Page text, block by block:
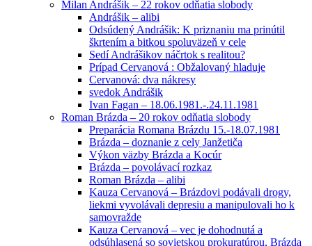
Milan Andrášik – 22 rokov odňatia slobody
Andrášik – alibi
Odsúdený Andrášik: K priznaniu ma prinútil
škrtením a bitkou spoluväzeň v cele
Sedí Andrášikov náčrtok s realitou?
Prípad Cervanová : Obžalovaný hladuje
Cervanová: dva nákresy
svedok Andrášik
Ivan Fagan – 18.06.1981.-.24.11.1981
Roman Brázda – 20 rokov odňatia slobody
Preparácia Romana Brázdu 15.-18.07.1981
Brázda – doznanie z cely Janžetiča
Výkon väzby Brázda a Kocúr
Brázda – povolávací rozkaz
Roman Brázda – alibi
Kauza Cervanová – Brázdovi podávali drogy,
liekmi vyvolávali depresiu a manipulovali ho k
samovražde
Kauza Cervanová – vec je dohodnutá a
odsúhlasená so sovietskou prokuratúrou, Brázda